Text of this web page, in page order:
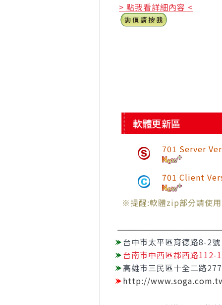
> 點我看詳細內容 <
701 Server
701 Client
※提醒:軟體zip部分請使
台中市太平區育德路8-2號
台南市中西區郡西路112-
高雄市三民區十全二路
http://